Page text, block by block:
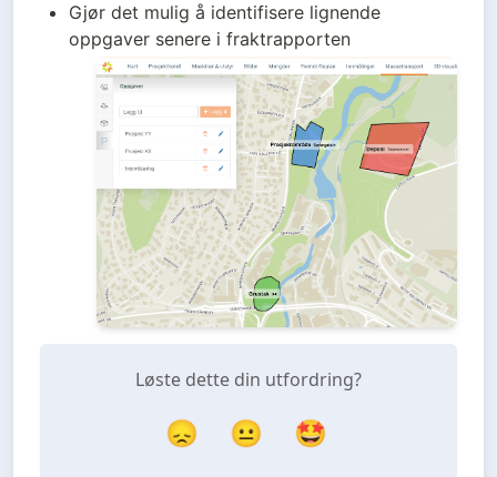
Gjør det mulig å identifisere lignende
oppgaver senere i fraktrapporten
Løste dette din utfordring?
😞 😐 🤩